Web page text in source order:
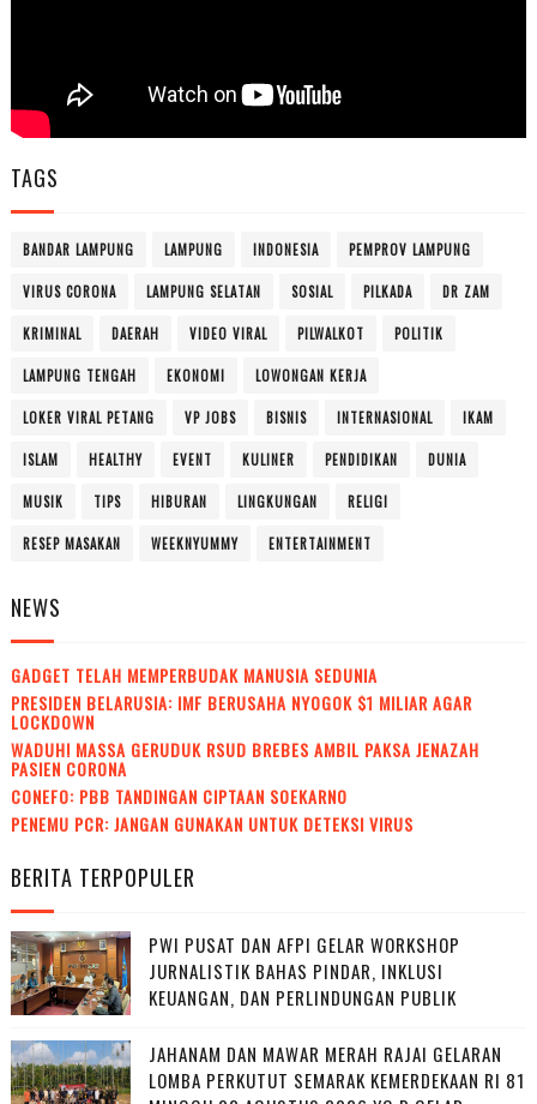
TAGS
BANDAR LAMPUNG LAMPUNG INDONESIA PEMPROV LAMPUNG
VIRUS CORONA LAMPUNG SELATAN SOSIAL PILKADA DR ZAM
KRIMINAL DAERAH VIDEO VIRAL PILWALKOT POLITIK
LAMPUNG TENGAH EKONOMI LOWONGAN KERJA
LOKER VIRAL PETANG VP JOBS BISNIS INTERNASIONAL IKAM
ISLAM HEALTHY EVENT KULINER PENDIDIKAN DUNIA
MUSIK TIPS HIBURAN LINGKUNGAN RELIGI
RESEP MASAKAN WEEKNYUMMY ENTERTAINMENT
NEWS
GADGET TELAH MEMPERBUDAK MANUSIA SEDUNIA
PRESIDEN BELARUSIA: IMF BERUSAHA NYOGOK $1 MILIAR AGAR
LOCKDOWN
WADUH! MASSA GERUDUK RSUD BREBES AMBIL PAKSA JENAZAH
PASIEN CORONA
CONEFO: PBB TANDINGAN CIPTAAN SOEKARNO
PENEMU PCR: JANGAN GUNAKAN UNTUK DETEKSI VIRUS
BERITA TERPOPULER
PWI PUSAT DAN AFPI GELAR WORKSHOP
JURNALISTIK BAHAS PINDAR, INKLUSI
KEUANGAN, DAN PERLINDUNGAN PUBLIK
JAHANAM DAN MAWAR MERAH RAJAI GELARAN
LOMBA PERKUTUT SEMARAK KEMERDEKAAN RI 81